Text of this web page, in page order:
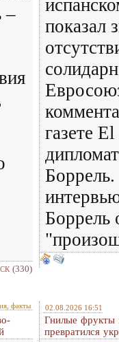
–
(330)
показал
газете
Боррель
факты 02.08.2026 16:51
Гнилые фрукты
превратился